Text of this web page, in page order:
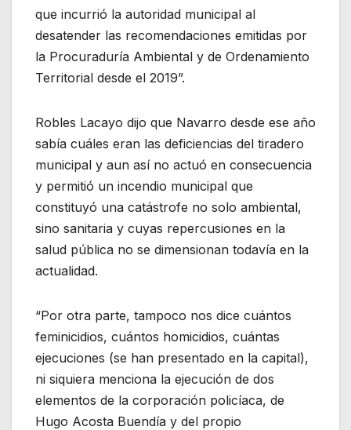
que incurrió la autoridad municipal al
desatender las recomendaciones emitidas por
la Procuraduría Ambiental y de Ordenamiento
Territorial desde el 2019”.
Robles Lacayo dijo que Navarro desde ese año
sabía cuáles eran las deficiencias del tiradero
municipal y aun así no actuó en consecuencia
y permitió un incendio municipal que
constituyó una catástrofe no solo ambiental,
sino sanitaria y cuyas repercusiones en la
salud pública no se dimensionan todavía en la
actualidad.
“Por otra parte, tampoco nos dice cuántos
feminicidios, cuántos homicidios, cuántas
ejecuciones (se han presentado en la capital),
ni siquiera menciona la ejecución de dos
elementos de la corporación policíaca, de
Hugo Acosta Buendía y del propio